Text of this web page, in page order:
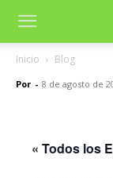
Inicio Blog
Por - 8 de agosto de
« Todos los